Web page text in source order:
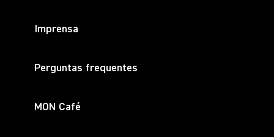
Imprensa
Perguntas frequentes
MON Café